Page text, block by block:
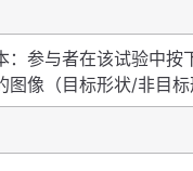
：参与者在该试验中按
像（目标形状/非目标